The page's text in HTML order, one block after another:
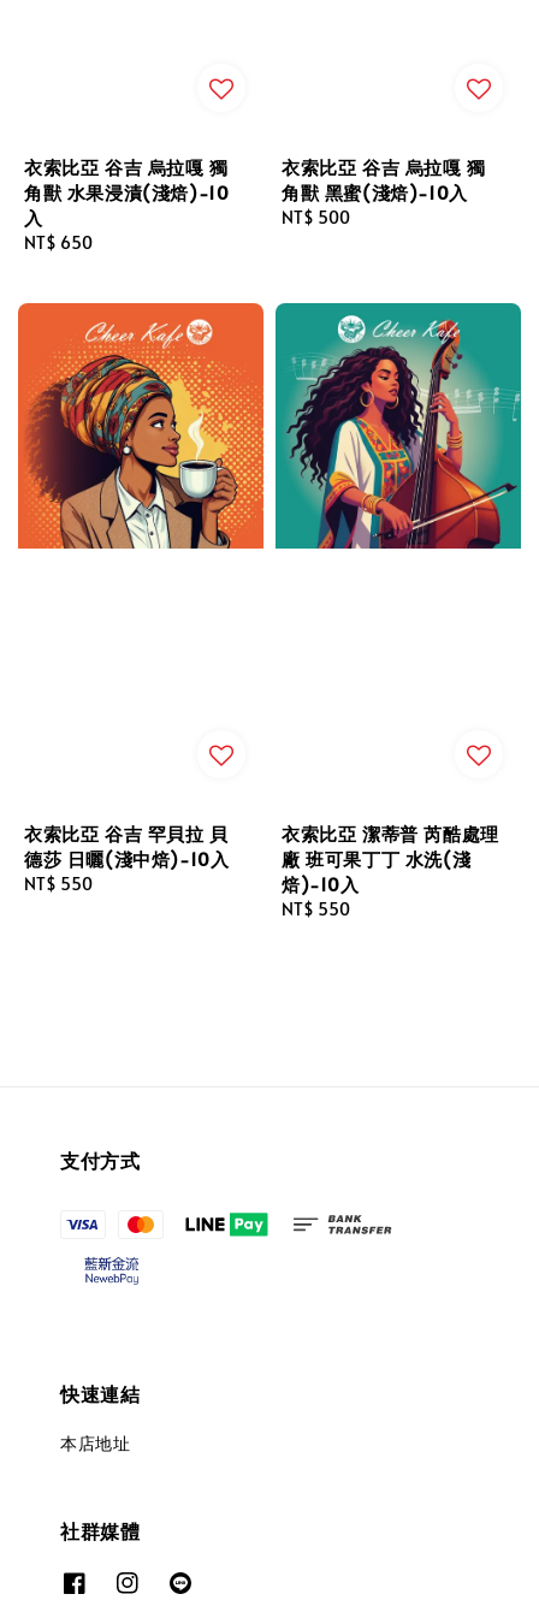
衣索比亞 谷吉 烏拉嘎 獨
角獸 水果浸漬(淺焙)-10
入
Regular
NT$ 650
衣索比亞 谷吉 烏拉嘎 獨
角獸 黑蜜(淺焙)-10入
Regular
NT$ 500
衣索比亞 谷吉 罕貝拉 貝
德莎 日曬(淺中焙)-10入
Regular
NT$ 550
衣索比亞 潔蒂普 芮酷處理
廠 班可果丁丁 水洗(淺
焙)-10入
Regular
NT$ 550
支付方式
快速連結
本店地址
社群媒體